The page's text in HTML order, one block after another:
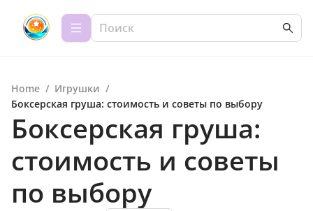
Home / Игрушки /
Боксерская груша: стоимость и советы по выбору
Боксерская груша:
стоимость и советы
по выбору